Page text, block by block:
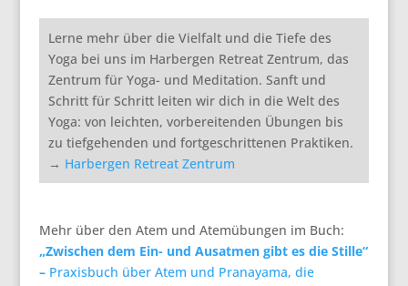
Lerne mehr über die Vielfalt und die Tiefe des
Yoga bei uns im Harbergen Retreat Zentrum, das
Zentrum für Yoga- und Meditation. Sanft und
Schritt für Schritt leiten wir dich in die Welt des
Yoga: von leichten, vorbereitenden Übungen bis
zu tiefgehenden und fortgeschrittenen Praktiken.
→ Harbergen Retreat Zentrum
Mehr über den Atem und Atemübungen im Buch:
„Zwischen dem Ein- und Ausatmen gibt es die Stille“
–Praxisbuch über Atem und Pranayama, die